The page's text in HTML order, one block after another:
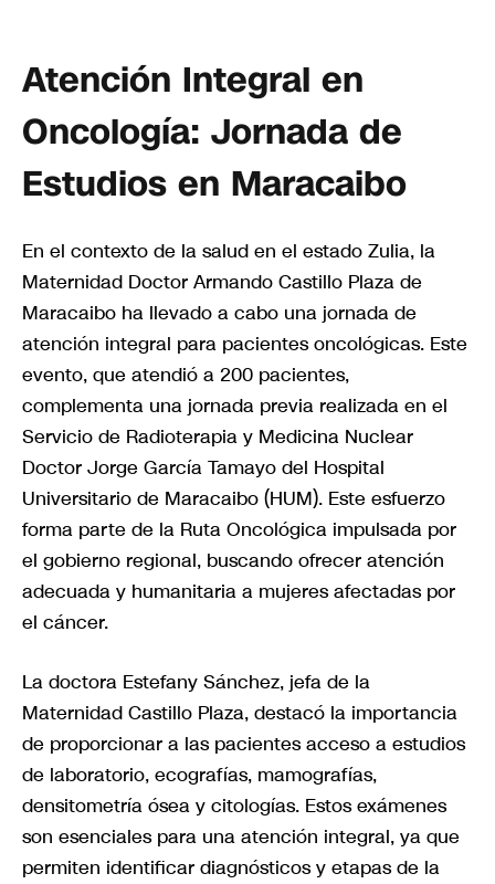
Atención Integral en
Oncología: Jornada de
Estudios en Maracaibo
En el contexto de la salud en el estado Zulia, la
Maternidad Doctor Armando Castillo Plaza de
Maracaibo ha llevado a cabo una jornada de
atención integral para pacientes oncológicas. Este
evento, que atendió a 200 pacientes,
complementa una jornada previa realizada en el
Servicio de Radioterapia y Medicina Nuclear
Doctor Jorge García Tamayo del Hospital
Universitario de Maracaibo (HUM). Este esfuerzo
forma parte de la Ruta Oncológica impulsada por
el gobierno regional, buscando ofrecer atención
adecuada y humanitaria a mujeres afectadas por
el cáncer.
La doctora Estefany Sánchez, jefa de la
Maternidad Castillo Plaza, destacó la importancia
de proporcionar a las pacientes acceso a estudios
de laboratorio, ecografías, mamografías,
densitometría ósea y citologías. Estos exámenes
son esenciales para una atención integral, ya que
permiten identificar diagnósticos y etapas de la